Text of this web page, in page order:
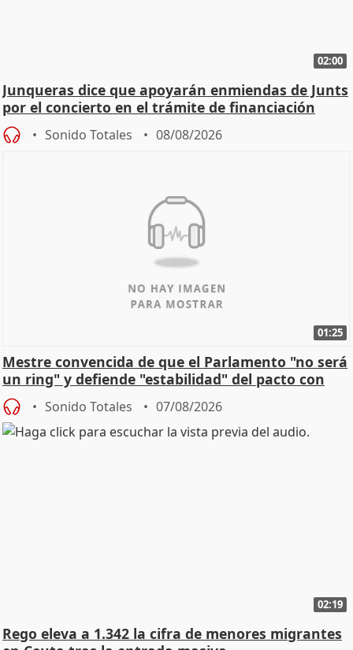
02:00
Junqueras dice que apoyarán enmiendas de Junts
por el concierto en el trámite de financiación
Sonido Totales 08/08/2026
01:25
Mestre convencida de que el Parlamento "no será
un ring" y defiende "estabilidad" del pacto con
Vox
Sonido Totales 07/08/2026
02:19
Rego eleva a 1.342 la cifra de menores migrantes